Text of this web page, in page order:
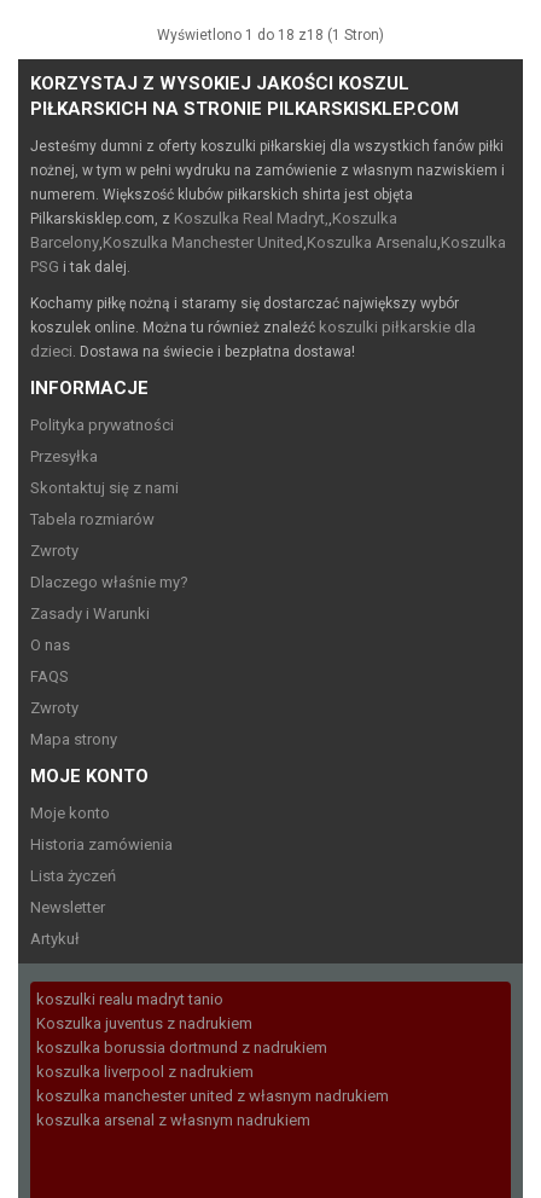
Wyświetlono 1 do 18 z18 (1 Stron)
KORZYSTAJ Z WYSOKIEJ JAKOŚCI KOSZUL
PIŁKARSKICH NA STRONIE PILKARSKISKLEP.COM
Jesteśmy dumni z oferty koszulki piłkarskiej dla wszystkich fanów piłki
nożnej, w tym w pełni wydruku na zamówienie z własnym nazwiskiem i
numerem. Większość klubów piłkarskich shirta jest objęta
Pilkarskisklep.com, z Koszulka Real Madryt,,Koszulka
Barcelony,Koszulka Manchester United ,Koszulka Arsenalu,Koszulka
PSG i tak dalej.
Kochamy piłkę nożną i staramy się dostarczać największy wybór
koszulek online. Można tu również znaleźć koszulki piłkarskie dla
dzieci. Dostawa na świecie i bezpłatna dostawa!
INFORMACJE
Polityka prywatności
Przesyłka
Skontaktuj się z nami
Tabela rozmiarów
Zwroty
Dlaczego właśnie my?
Zasady i Warunki
O nas
FAQS
Zwroty
Mapa strony
MOJE KONTO
Moje konto
Historia zamówienia
Lista życzeń
Newsletter
Artykuł
koszulki realu madryt tanio
Koszulka juventus z nadrukiem
koszulka borussia dortmund z nadrukiem
koszulka liverpool z nadrukiem
koszulka manchester united z własnym nadrukiem
koszulka arsenal z własnym nadrukiem